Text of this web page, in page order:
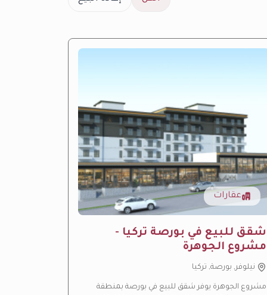
عقارات
ِشقق للبيع في بورصة تركيا -
مشروع الجوهرة
نيلوفر, بورصة, تركيا
مشروع الجوهرة يوفر شقق للبيع في بورصة بمنطقة